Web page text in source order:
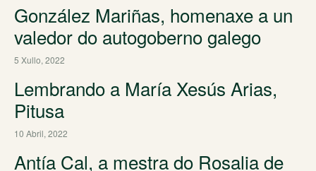
González Mariñas, homenaxe a un
valedor do autogoberno galego
5 Xullo, 2022
Lembrando a María Xesús Arias,
Pitusa
10 Abril, 2022
Antía Cal, a mestra do Rosalia de